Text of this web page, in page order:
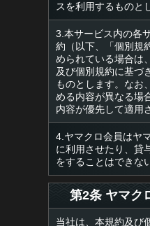
スを利用するものと
3.本サービス内の各
約（以下、「個別規
められている場合は
及び個別規約に基づ
ものとします。なお
める内容が異なる場
内容が優先して適用
4.ヤマクロ会員はヤ
に利用させたり、貸
をすることはできな
第2条 ヤマク
当社は、本規約及び